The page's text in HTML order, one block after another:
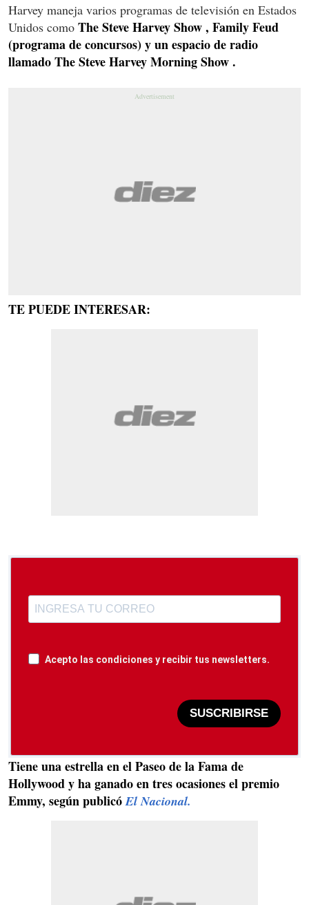
Harvey maneja varios programas de televisión en Estados
Unidos como The Steve Harvey Show , Family Feud
(programa de concursos) y un espacio de radio
llamado The Steve Harvey Morning Show .
TE PUEDE INTERESAR:
Acepto las condiciones y recibir tus newsletters.
SUSCRIBIRSE
Tiene una estrella en el Paseo de la Fama de
Hollywood y ha ganado en tres ocasiones el premio
Emmy, según publicóEl Nacional.